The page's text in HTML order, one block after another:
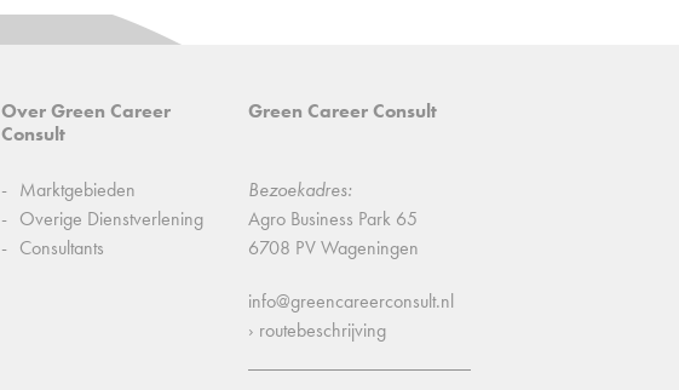
Over Green Career
Consult
Marktgebieden
Overige Dienstverlening
Consultants
Green Career Consult
Bezoekadres:
Agro Business Park 65
6708 PV Wageningen
info@greencareerconsult.nl
› routebeschrijving